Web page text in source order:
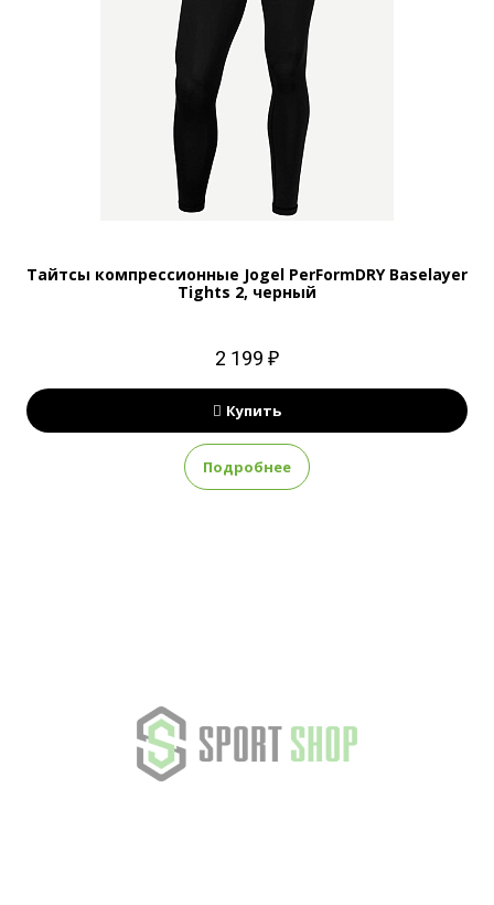
Тайтсы компрессионные Jogel PerFormDRY Baselayer
Tights 2, черный
2 199 ₽
Купить
Подробнее